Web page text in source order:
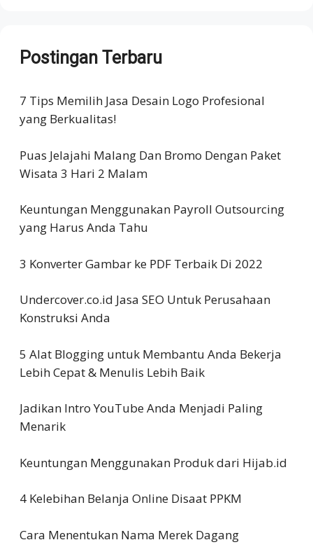
Postingan Terbaru
7 Tips Memilih Jasa Desain Logo Profesional
yang Berkualitas!
Puas Jelajahi Malang Dan Bromo Dengan Paket
Wisata 3 Hari 2 Malam
Keuntungan Menggunakan Payroll Outsourcing
yang Harus Anda Tahu
3 Konverter Gambar ke PDF Terbaik Di 2022
Undercover.co.id Jasa SEO Untuk Perusahaan
Konstruksi Anda
5 Alat Blogging untuk Membantu Anda Bekerja
Lebih Cepat & Menulis Lebih Baik
Jadikan Intro YouTube Anda Menjadi Paling
Menarik
Keuntungan Menggunakan Produk dari Hijab.id
4 Kelebihan Belanja Online Disaat PPKM
Cara Menentukan Nama Merek Dagang